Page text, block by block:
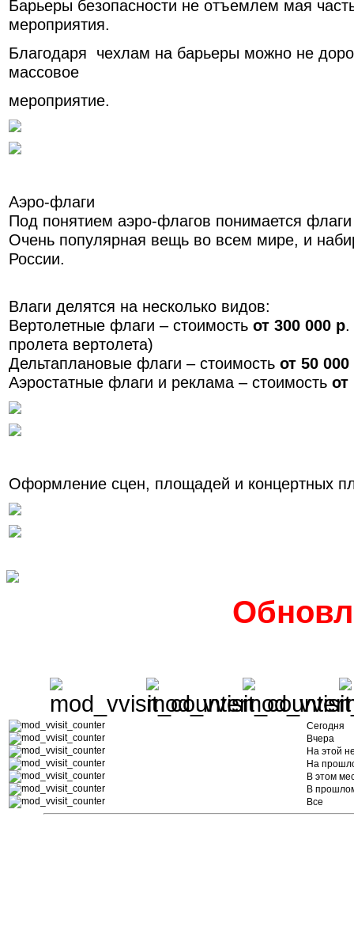
Барьеры безопасности не отъемлем мая
мероприятия.
Благодаря чехлам на барьеры можно не
массовое
мероприятие.
Аэро-флаги
Под понятием аэро-флагов понимается
Очень популярная вещь во всем мире, и
России.
Влаги делятся на несколько видов:
Вертолетные флаги – стоимость от 300 000 р.
пролета вертолета)
Дельтаплановые флаги – стоимость от 50 000
Аэростатные флаги и реклама – стоимость от
Оформление сцен, площадей и концертных
Сегодня
Вчера
На этой
На
В этом
В
Все